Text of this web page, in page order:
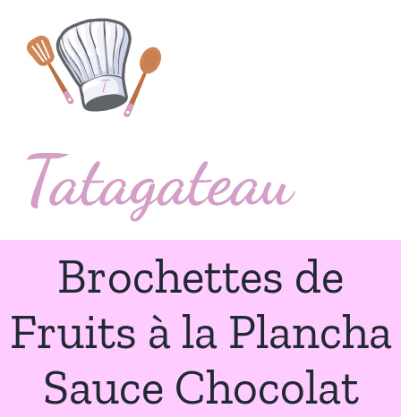
contenu
Brochettes de
Fruits à la Plancha
Sauce Chocolat